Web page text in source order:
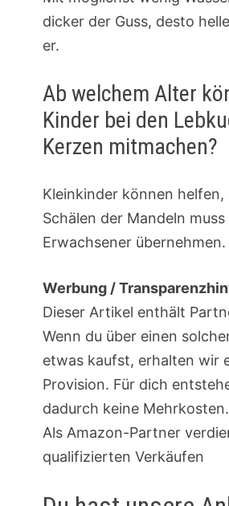
dicker der Guss, desto
er.
Ab welchem Alter
Kinder bei den
Kerzen mitmachen?
Kleinkinder können helfen,
Schälen der Mandeln muss
Erwachsener übernehmen.
Werbung /
Dieser Artikel enthält
Wenn du über einen
etwas kaufst, erhalten wir
Provision. Für dich
dadurch keine Mehrkosten.
Als Amazon-Partner
qualifizierten Verkäufen